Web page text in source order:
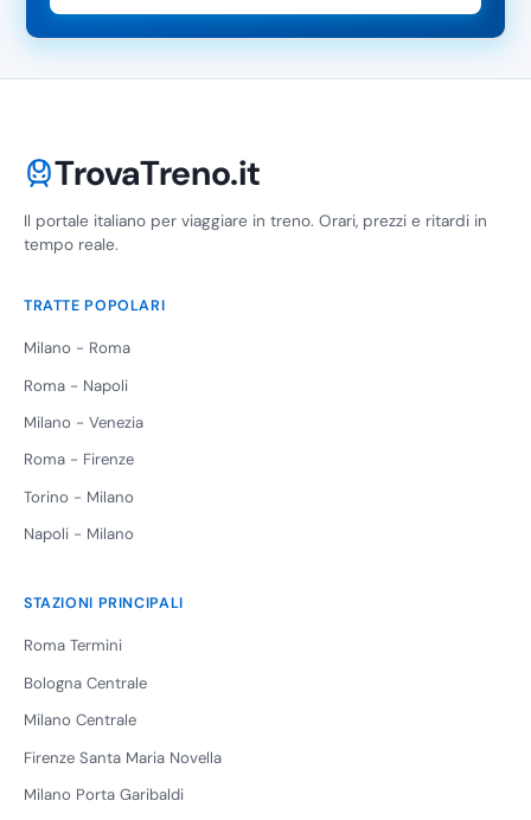
TrovaTreno.it
Il portale italiano per viaggiare in treno. Orari, prezzi e ritardi in
tempo reale.
TRATTE POPOLARI
Milano - Roma
Roma - Napoli
Milano - Venezia
Roma - Firenze
Torino - Milano
Napoli - Milano
STAZIONI PRINCIPALI
Roma Termini
Bologna Centrale
Milano Centrale
Firenze Santa Maria Novella
Milano Porta Garibaldi